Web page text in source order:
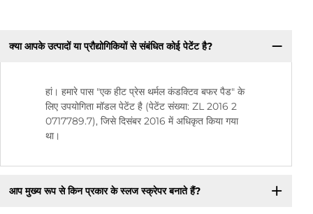
क्या आपके उत्पादों या प्रौद्योगिकियों से संबंधित कोई पेटेंट है?
हां। हमारे पास "एक हीट प्रेस थर्मल कंडक्टिव बफर पैड" के
लिए उपयोगिता मॉडल पेटेंट है (पेटेंट संख्या: ZL 2016 2
0717789.7), जिसे दिसंबर 2016 में अधिकृत किया गया
था।
आप मुख्य रूप से किन प्रकार के स्लज स्क्रेपर बनाते हैं?